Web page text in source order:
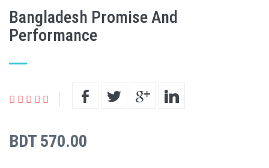
Bangladesh Promise And
Performance
BDT 570.00